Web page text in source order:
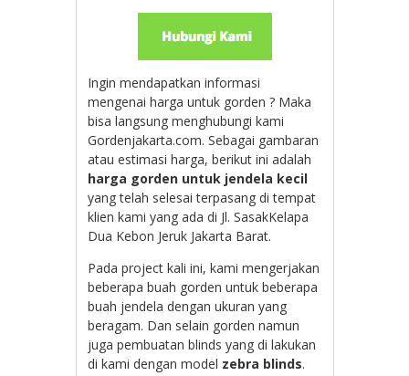
Ingin mendapatkan informasi
mengenai harga untuk gorden ? Maka
bisa langsung menghubungi kami
Gordenjakarta.com. Sebagai gambaran
atau estimasi harga, berikut ini adalah
harga gorden untuk jendela kecil
yang telah selesai terpasang di tempat
klien kami yang ada di Jl. SasakKelapa
Dua Kebon Jeruk Jakarta Barat.
Pada project kali ini, kami mengerjakan
beberapa buah gorden untuk beberapa
buah jendela dengan ukuran yang
beragam. Dan selain gorden namun
juga pembuatan blinds yang di lakukan
di kami dengan model zebra blinds.